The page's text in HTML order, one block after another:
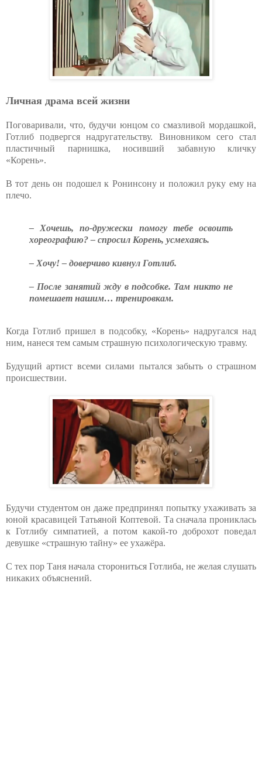
Личная драма всей жизни
Поговаривали, что, будучи юнцом со смазливой мордашкой,
Готлиб подвергся надругательству. Виновником сего стал
пластичный парнишка, носивший забавную кличку
«Корень».
В тот день он подошел к Ронинсону и положил руку ему на
плечо.
– Хочешь, по-дружески помогу тебе освоить
хореографию? – спросил Корень, усмехаясь.
– Хочу! – доверчиво кивнул Готлиб.
– После занятий жду в подсобке. Там никто не
помешает нашим… тренировкам.
Когда Готлиб пришел в подсобку, «Корень» надругался над
ним, нанеся тем самым страшную психологическую травму.
Будущий артист всеми силами пытался забыть о страшном
происшествии.
Будучи студентом он даже предпринял попытку ухаживать за
юной красавицей Татьяной Коптевой. Та сначала прониклась
к Готлибу симпатией, а потом какой-то доброхот поведал
девушке «страшную тайну» ее ухажёра.
С тех пор Таня начала сторониться Готлиба, не желая слушать
никаких объяснений.